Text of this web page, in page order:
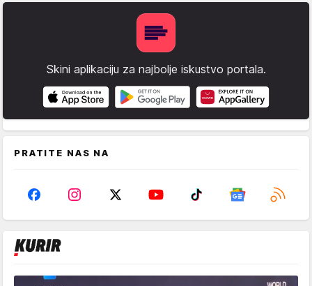
Skini aplikaciju za najbolje iskustvo portala.
PRATITE NAS NA